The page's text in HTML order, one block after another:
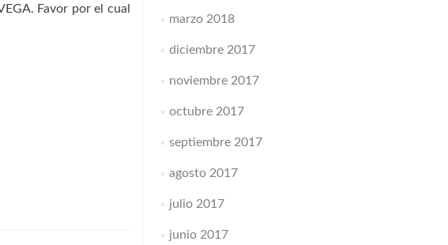
Favor por el cual
marzo 2018
diciembre 2017
noviembre 2017
octubre 2017
septiembre 2017
agosto 2017
julio 2017
junio 2017